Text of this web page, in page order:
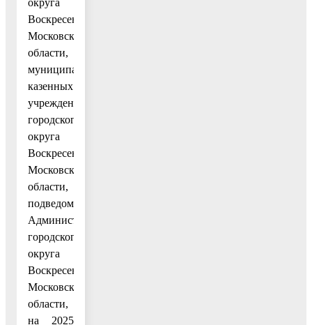
Воскресенск
Московской
области,
муниципальных
казенных
учреждений
городского
округа
Воскресенск
Московской
области,
подведомственных
Администрации
городского
округа
Воскресенск
Московской
области,
на 2025